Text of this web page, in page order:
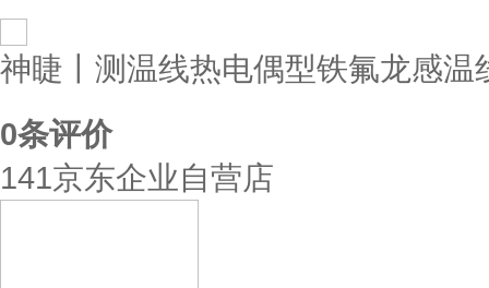
神睫丨测温线热电偶型铁氟龙感
0条评价
141京东企业自营店